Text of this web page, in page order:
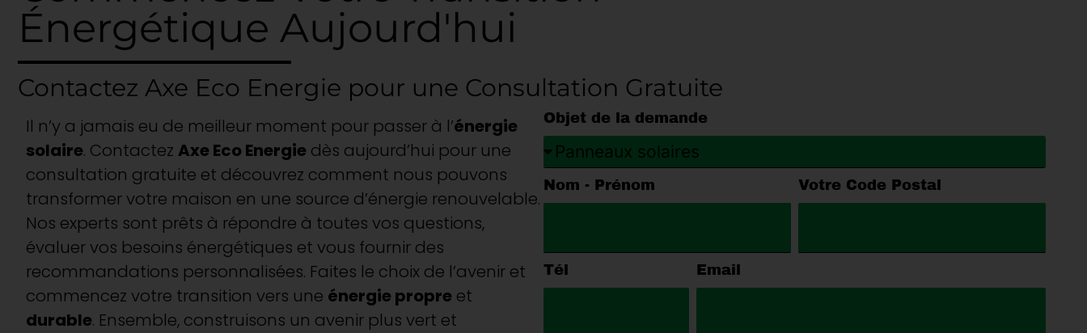
Énergétique Aujourd'hui
Contactez Axe Eco Energie pour une Consultation Gratuite
Il n’y a jamais eu de meilleur moment pour passer à l’énergie
solaire. Contactez Axe Eco Energie dès aujourd’hui pour une
consultation gratuite et découvrez comment nous pouvons
transformer votre maison en une source d’énergie renouvelable.
Nos experts sont prêts à répondre à toutes vos questions,
évaluer vos besoins énergétiques et vous fournir des
recommandations personnalisées. Faites le choix de l’avenir et
commencez votre transition vers une énergie propre et
durable. Ensemble, construisons un avenir plus vert et
Objet de la demande
Nom - Prénom Votre Code Postal
Tél Email